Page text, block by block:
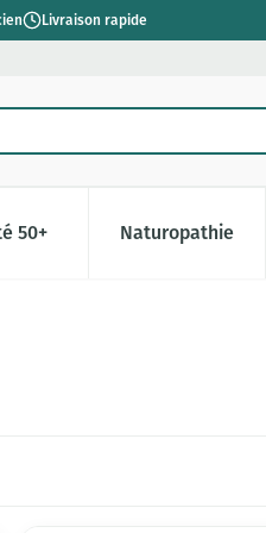
Livraison rapide
alimentation &
pour la catégorie Grossesse
50+ le sous-menu pour la
Naturopathie
Afficher le